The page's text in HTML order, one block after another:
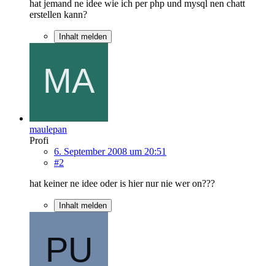
hat jemand ne idee wie ich per php und mysql nen chatt
erstellen kann?
Inhalt melden
maulepan
Profi
6. September 2008 um 20:51
#2
hat keiner ne idee oder is hier nur nie wer on???
Inhalt melden